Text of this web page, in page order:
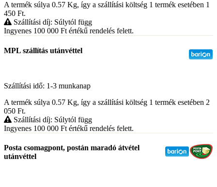
A termék súlya 0.57 Kg, így a szállítási költség 1 termék esetében 1
450 Ft.
Szállítási díj: Súlytól függ
Ingyenes 100 000 Ft értékű rendelés felett.
MPL szállítás utánvéttel
Szállítási idő: 1-3 munkanap
A termék súlya 0.57 Kg, így a szállítási költség 1 termék esetében 2
050 Ft.
Szállítási díj: Súlytól függ
Ingyenes 100 000 Ft értékű rendelés felett.
Posta csomagpont, postán maradó átvétel
utánvéttel